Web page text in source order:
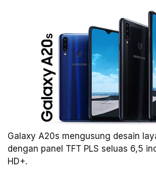
Galaxy A20s mengusung desain
dengan panel TFT PLS seluas 6,5
HD+.